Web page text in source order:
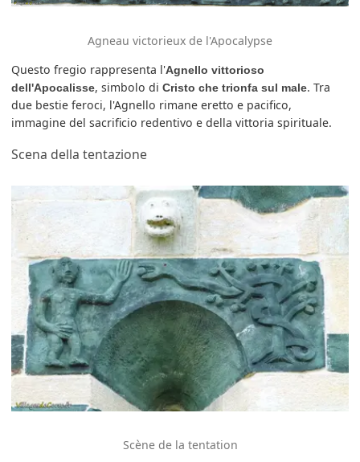
Agneau victorieux de l'Apocalypse
Questo fregio rappresenta l'Agnello vittorioso
dell'Apocalisse, simbolo diCristo che trionfa sul male. Tra
due bestie feroci, l'Agnello rimane eretto e pacifico,
immagine del sacrificio redentivo e della vittoria spirituale.
Scena della tentazione
Scène de la tentation